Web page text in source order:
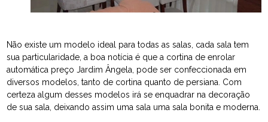
Não existe um modelo ideal para todas as salas, cada sala tem
sua particularidade, a boa notícia é que a cortina de enrolar
automática preço Jardim Ângela, pode ser confeccionada em
diversos modelos, tanto de cortina quanto de persiana. Com
certeza algum desses modelos irá se enquadrar na decoração
de sua sala, deixando assim uma sala uma sala bonita e moderna.